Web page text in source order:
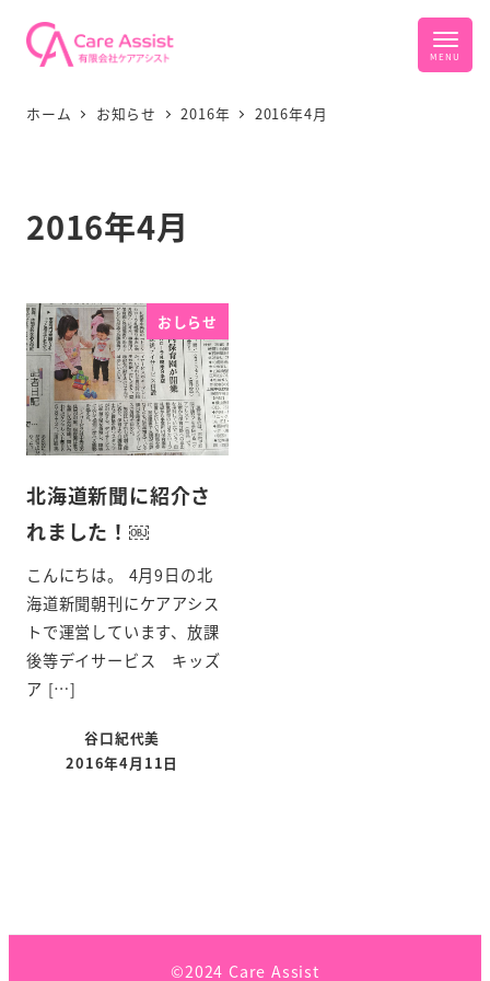
ホーム お知らせ 2016年 2016年4月
2016年4月
おしらせ
北海道新聞に紹介さ
れました！￼
こんにちは。 4月9日の北
海道新聞朝刊にケアアシス
トで運営しています、放課
後等デイサービス キッズ
ア […]
谷口紀代美
2016年4月11日
©2024 Care Assist